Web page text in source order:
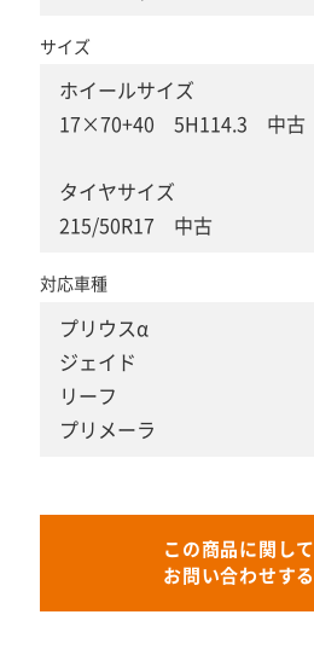
サイズ
ホイールサイズ
17×70+40 5H114.3 中古
タイヤサイズ
215/50R17 中古
対応車種
プリウスα
ジェイド
リーフ
プリメーラ
この商品に関して
お問い合わせする